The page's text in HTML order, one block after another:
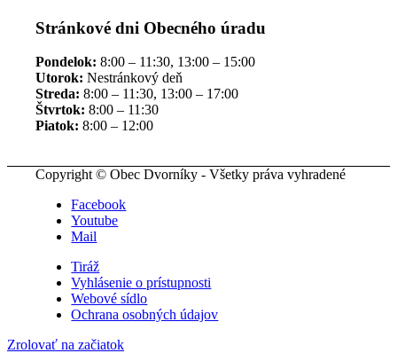
Stránkové dni Obecného úradu
Pondelok: 8:00 – 11:30, 13:00 – 15:00
Utorok: Nestránkový deň
Streda: 8:00 – 11:30, 13:00 – 17:00
Štvrtok: 8:00 – 11:30
Piatok: 8:00 – 12:00
Copyright © Obec Dvorníky - Všetky práva vyhradené
Facebook
Youtube
Mail
Tiráž
Vyhlásenie o prístupnosti
Webové sídlo
Ochrana osobných údajov
Zrolovať na začiatok